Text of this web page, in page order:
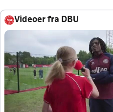
Videoer fra DBU